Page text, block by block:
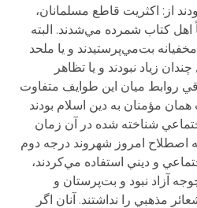
از: اكثريت قاطع مسلمانان،
اهل كتاب شمرده مي‌شدند. البته
بت‌مي‌پرستيدند و يا ملحد
زياد نبودند و يا تظاهر
روابط ميان اين طوايف متفاوت
مؤمنان به دين اسلام بودند
شناخته شده در آن زمان
اصطلاح امروز شهروند درجه دوم
و ديني استفاده مي‌كردند،
آزاد نبود و بت‌پرستان و
مذهبي را نداشتند. آنان اگر